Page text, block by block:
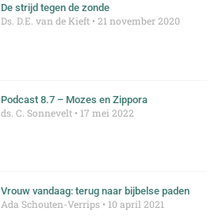
De strijd tegen de zonde
Ds. D.E. van de Kieft 21 november 2020
Podcast 8.7 – Mozes en Zippora
ds. C. Sonnevelt 17 mei 2022
Vrouw vandaag: terug naar bijbelse paden
Ada Schouten-Verrips 10 april 2021